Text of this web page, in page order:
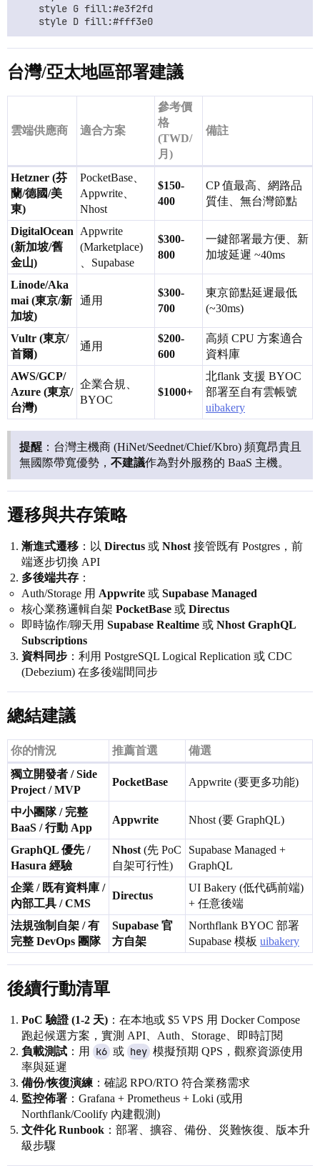
    style G fill:#e3f2fd
台灣/亞太地區部署建議
雲端供應商 適合方案
參考價
格
(TWD/
月)
備註
Hetzner (芬
蘭/德國/美
東)
PocketBase、
Appwrite、
Nhost
$150-
400
CP 值最高、網路品
質佳、無台灣節點
DigitalOcean
(新加坡/舊
金山)
Appwrite
(Marketplace)
、Supabase
$300-
800
一鍵部署最方便、新
加坡延遲 ~40ms
Linode/Aka
mai (東京/新
加坡)
通用
$300-
700
東京節點延遲最低
(~30ms)
Vultr (東京/
首爾)
通用
$200-
600
高頻 CPU 方案適合
資料庫
AWS/GCP/
Azure (東京/
台灣)
企業合規、
BYOC
$1000+
北flank 支援 BYOC
部署至自有雲帳號
uibakery
提醒 ：台灣主機商 (HiNet/Seednet/Chief/Kbro) 頻寬昂貴且
無國際帶寬優勢， 不建議作為對外服務的 BaaS 主機。
遷移與共存策略
漸進式遷移 ：以 Directus 或 Nhost 接管既有 Postgres，前
端逐步切換 API
多後端共存 ：
Auth/Storage 用 Appwrite 或 Supabase Managed
核心業務邏輯自架 PocketBase 或 Directus
即時協作/聊天用 Supabase Realtime 或 Nhost GraphQL
Subscriptions
資料同步 ：利用 PostgreSQL Logical Replication 或 CDC
(Debezium) 在多後端間同步
總結建議
你的情況 推薦首選
備選
獨立開發者 / Side
Project / MVP
PocketBase Appwrite (要更多功能)
中小團隊 / 完整
BaaS / 行動 App
Appwrite Nhost (要 GraphQL)
GraphQL 優先 /
Hasura 經驗
Nhost (先 PoC
自架可行性)
Supabase Managed +
GraphQL
企業 / 既有資料庫 /
內部工具 / CMS
Directus
UI Bakery (低代碼前端)
+ 任意後端
法規強制自架 / 有
完整 DevOps 團隊
Supabase 官
方自架
Northflank BYOC 部署
Supabase 模板 uibakery
後續行動清單
PoC 驗證 (1-2 天) ：在本地或 $5 VPS 用 Docker Compose
跑起候選方案，實測 API、Auth、Storage、即時訂閱
負載測試 ：用 k6 或 hey 模擬預期 QPS，觀察資源使用
率與延遲
備份/恢復演練 ：確認 RPO/RTO 符合業務需求
監控佈署 ：Grafana + Prometheus + Loki (或用
Northflank/Coolify 內建觀測)
文件化 Runbook ：部署、擴容、備份、災難恢復、版本升
級步驟